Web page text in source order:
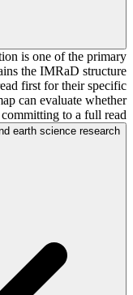
is one of the primary
the IMRaD structure
first for their specific
can evaluate whether
to a full read.
earth science research?